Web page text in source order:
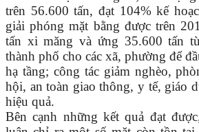
trên 56.600 tấn, đạt 104% kế
giải phóng mặt bằng được trên
tấn xi măng và ứng 35.600 tấn
thành phố cho các xã, phường để
hạ tầng; công tác giảm nghèo, ph
hội, an toàn giao thông, y tế, giáo
hiệu quả.
Bên cạnh những kết quả đạt